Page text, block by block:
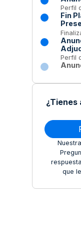
Perfil
Fin
Perfil
¿Tienes
que